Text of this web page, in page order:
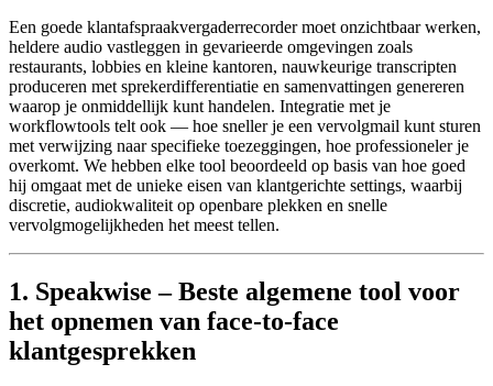
Een goede klantafspraakvergaderrecorder moet onzichtbaar werken,
heldere audio vastleggen in gevarieerde omgevingen zoals
restaurants, lobbies en kleine kantoren, nauwkeurige transcripten
produceren met sprekerdifferentiatie en samenvattingen genereren
waarop je onmiddellijk kunt handelen. Integratie met je
workflowtools telt ook — hoe sneller je een vervolgmail kunt sturen
met verwijzing naar specifieke toezeggingen, hoe professioneler je
overkomt. We hebben elke tool beoordeeld op basis van hoe goed
hij omgaat met de unieke eisen van klantgerichte settings, waarbij
discretie, audiokwaliteit op openbare plekken en snelle
vervolgmogelijkheden het meest tellen.
1. Speakwise – Beste algemene tool voor
het opnemen van face-to-face
klantgesprekken